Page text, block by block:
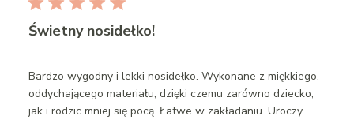
Świetny nosidełko!
Bardzo wygodny i lekki nosidełko. Wykonane z miękkiego,
oddychającego materiału, dzięki czemu zarówno dziecko,
jak i rodzic mniej się pocą. Łatwe w zakładaniu. Uroczy